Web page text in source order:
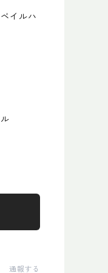
イルハ
ル
通報する